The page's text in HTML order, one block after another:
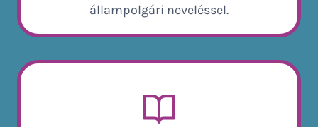
állampolgári neveléssel.